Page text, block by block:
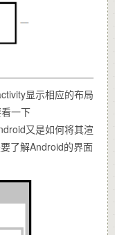
显示相应的布局
一下
又是如何将其渲
了解Android的界面